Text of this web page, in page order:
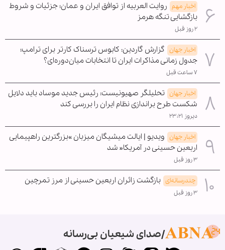
اخبار مهم روایت العربیه از توافق ایران و عمان؛ جزئیات و شروط
بازگشایی تنگه هرمز
۲ روز قبل
اخبار جهان گزارش گاردین: کابوس ترسناک کارتر برای ترامپ؛
جدول زمانی مذاکرات ایران تا انتخابات میان‌دوره‌ای؟
۷ ساعت قبل
اخبار جهان تحلیلگر صهیونیست: رئیس جدید موساد باید دلایل
شکست طرح براندازی نظام ایران را بررسی کند
دیروز ۲۳:۲۱
اخبار جهان ویدیو | ایالت میشیگان میزبان »بزرگترین راهپیمایی
اربعین حسینی در آمریکا« شد
۳ روز قبل
چندرسانه‌ای بازگشت زائران اربعین حسینی از مرز تمرچین
۳ روز قبل
صدای شیعیان بی‌رسانه